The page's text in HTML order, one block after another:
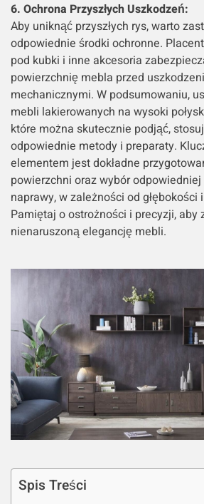
6. Ochrona Przyszłych Uszkodzeń:
Aby uniknąć przyszłych rys, warto
odpowiednie środki ochronne.
pod kubki i inne akcesoria
powierzchnię mebla przed
mechanicznymi. W podsumowaniu,
mebli lakierowanych na wysoki
które można skutecznie podjąć,
odpowiednie metody i preparaty.
elementem jest dokładne
powierzchni oraz wybór
naprawy, w zależności od głębokości
Pamiętaj o ostrożności i precyzji, aby
nienaruszoną elegancję mebli.
Spis Treści